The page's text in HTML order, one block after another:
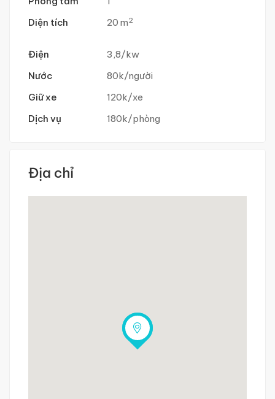
Diện tích
20 m2
Điện
3,8/kw
Nước
80k/người
Giữ xe
120k/xe
Dịch vụ
180k/phòng
Địa chỉ